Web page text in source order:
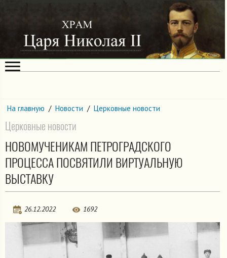
На главную / Новости / Церковные новости
Церковные новости
НОВОМУЧЕНИКАМ ПЕТРОГРАДСКОГО
ПРОЦЕССА ПОСВЯТИЛИ ВИРТУАЛЬНУЮ
ВЫСТАВКУ
26.12.2022 1692